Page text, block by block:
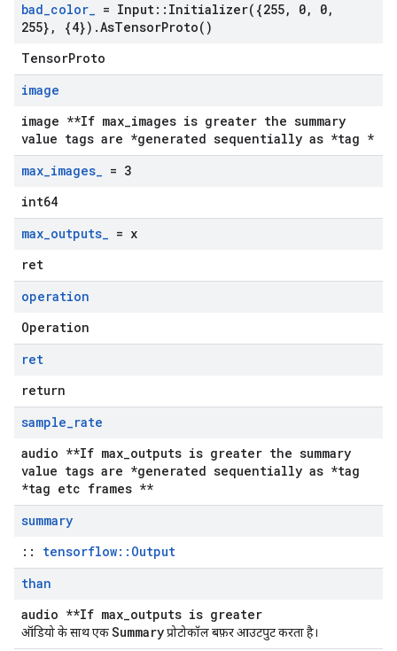
bad_color_ = Input:: Initializer( {255, 0, 0,
255} , {4}) .AsTensorProto( )
TensorProto
image
image **If max_images is greater the summary
value tags are *generated sequentially as *tag *
max_images_ = 3
int64
max_outputs_ = x
ret
operation
Operation
ret
return
sample_rate
audio **If max_outputs is greater the summary
value tags are *generated sequentially as *tag
*tag etc frames **
summary
:: tensorflow::Output
than
audio **If max_outputs is greater
ऑडियो के साथ एकSummaryप्रोटोकॉल बफ़र आउटपुट करता है।